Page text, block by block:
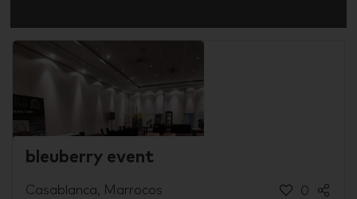
bleuberry event
Casablanca, Marrocos 0